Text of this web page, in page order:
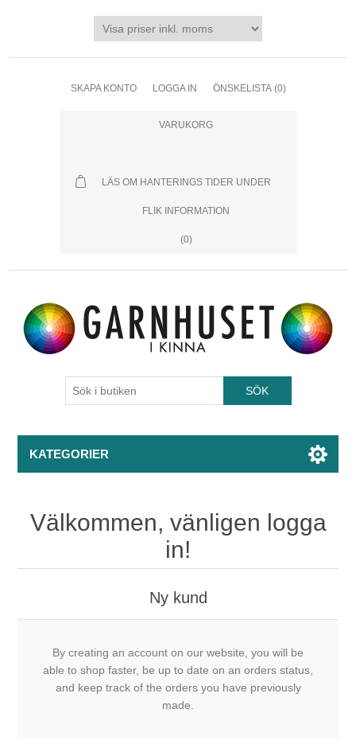
SKAPA KONTO LOGGA IN ÖNSKELISTA (0)
VARUKORG
LÄS OM HANTERINGS TIDER UNDER
FLIK INFORMATION
(0)
KATEGORIER
Välkommen, vänligen logga
in!
Ny kund
By creating an account on our website, you will be
able to shop faster, be up to date on an orders status,
and keep track of the orders you have previously
made.